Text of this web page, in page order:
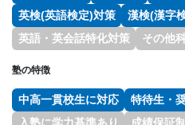
英検(英語検定)対策
漢検(漢字
英語・英会話特化対策
その他
塾の特徴
中高一貫校生に対応
特待生・